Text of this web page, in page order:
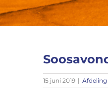
15 juni 2019 |